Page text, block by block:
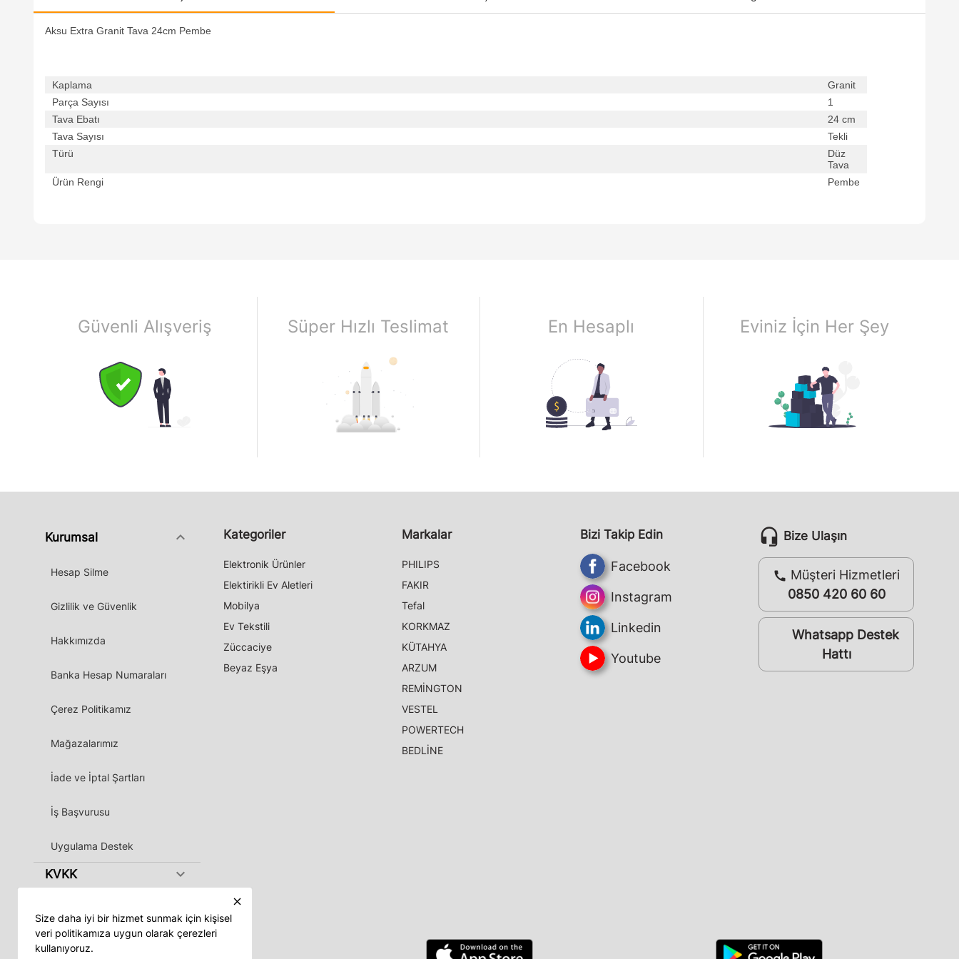
Aksu Extra Granit Tava 24cm Pembe
Kaplama
Granit
Parça Sayısı
1
Tava Ebatı
24 cm
Tava Sayısı
Tekli
Türü
Düz
Tava
Ürün Rengi
Pembe
Güvenli Alışveriş Süper Hızlı Teslimat En Hesaplı Eviniz İçin Her Şey
Kurumsal keyboard_arrow_down
Hesap Silme
Gizlilik ve Güvenlik
Hakkımızda
Banka Hesap Numaraları
Çerez Politikamız
Mağazalarımız
İade ve İptal Şartları
İş Başvurusu
Uygulama Destek
KVKK keyboard_arrow_down
Kategoriler
Elektronik Ürünler
Elektirikli Ev Aletleri
Mobilya
Ev Tekstili
Züccaciye
Beyaz Eşya
Markalar
PHILIPS
FAKIR
Tefal
KORKMAZ
KÜTAHYA
ARZUM
REMİNGTON
VESTEL
POWERTECH
BEDLİNE
Bizi Takip Edin
Facebook
Instagram
Linkedin
Youtube
headset_mic Bize Ulaşın
call Müşteri Hizmetleri
0850 420 60 60
whatsappWhatsapp Destek
Hattı
close
Size daha iyi bir hizmet sunmak için kişisel
veri politikamıza uygun olarak çerezleri
kullanıyoruz.